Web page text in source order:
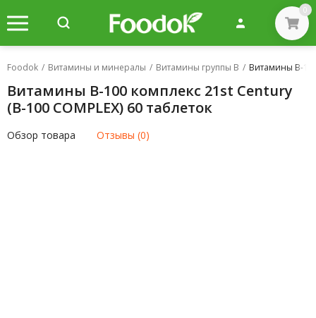
0
Foodok / Витамины и минералы / Витамины группы B / Витамины B-
Витамины B-100 комплекс 21st Century
(B-100 COMPLEX) 60 таблеток
Обзор товара Отзывы (0)